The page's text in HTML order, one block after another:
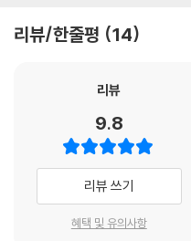
--- p.86~87
상이 정지되는 봉쇄의 시간이 있
수 있을까? 소설에서 여자는 “세
했다. 그렇다. 다들 일상에서 호
정한 자신의 모습으로 사는 진인
다. 어쩌면 우리는 늘 어느 한순
인의 삶을 살고, 호인으로 일상을
고, 일상적 삶의 경계다. 어쩔 수
방 메시지를 읽어내는 등 풍부한
그간 우리에게 잘 소개되지 않았
를 담아낸 것도 이 책의 독특한
아름다운 운하의 고장 사오싱은
이자 전통주인 황주로 유명한 지
게 이 지역에 대한 해설은 유난히
리뷰/한줄평 14
리뷰
9.8
리뷰 쓰기
혜택 및 유의사항